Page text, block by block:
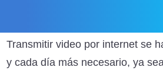
Transmitir video por internet se
y cada día más necesario, ya